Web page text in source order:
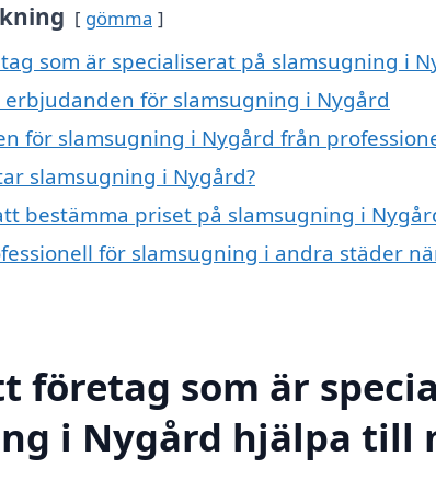
gömma
som är specialiserat på slamsugning i
erbjudanden för slamsugning i Nygård
för slamsugning i Nygård från
slamsugning i Nygård?
bestämma priset på slamsugning i
för slamsugning i andra städer
företag som är
i Nygård hjälpa till